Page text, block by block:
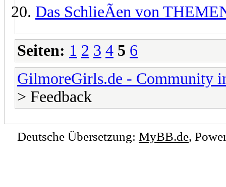
Das SchlieÃen von
Seiten: 1 2 3 4 5 6
GilmoreGirls.de - Community
> Feedback
Deutsche Übersetzung: MyBB.de,